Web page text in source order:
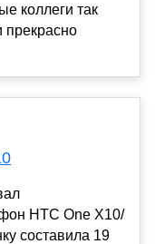
коллеги так
прекрасно
HTC One X10/
составила 19